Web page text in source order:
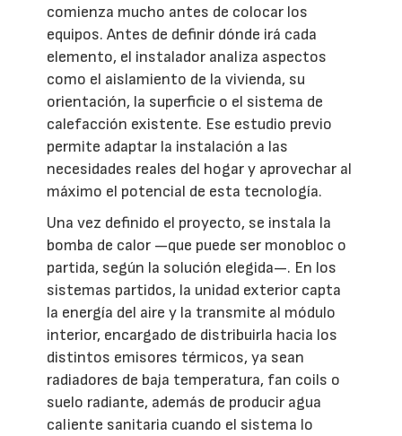
comienza mucho antes de colocar los
equipos. Antes de definir dónde irá cada
elemento, el instalador analiza aspectos
como el aislamiento de la vivienda, su
orientación, la superficie o el sistema de
calefacción existente. Ese estudio previo
permite adaptar la instalación a las
necesidades reales del hogar y aprovechar al
máximo el potencial de esta tecnología.
Una vez definido el proyecto, se instala la
bomba de calor —que puede ser monobloc o
partida, según la solución elegida—. En los
sistemas partidos, la unidad exterior capta
la energía del aire y la transmite al módulo
interior, encargado de distribuirla hacia los
distintos emisores térmicos, ya sean
radiadores de baja temperatura, fan coils o
suelo radiante, además de producir agua
caliente sanitaria cuando el sistema lo